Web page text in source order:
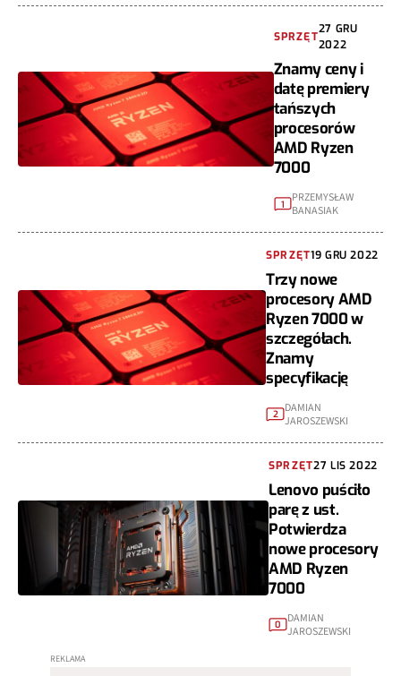
SPRZĘT
27 GRU
2022
Znamy ceny i
datę premiery
tańszych
procesorów
AMD Ryzen
7000
1
PRZEMYSŁAW
BANASIAK
SPRZĘT19 GRU 2022
Trzy nowe
procesory AMD
Ryzen 7000 w
szczegółach.
Znamy
specyfikację
2
DAMIAN
JAROSZEWSKI
SPRZĘT27 LIS 2022
Lenovo puściło
parę z ust.
Potwierdza
nowe procesory
AMD Ryzen
7000
0 DAMIAN
JAROSZEWSKI